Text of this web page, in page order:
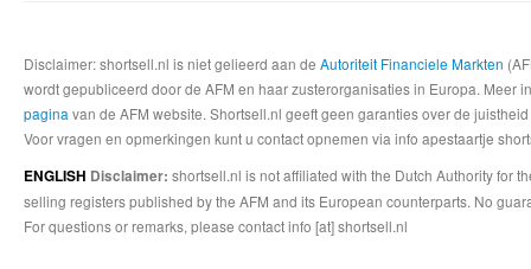
Disclaimer: shortsell.nl is niet gelieerd aan de Autoriteit Financiele Markten
wordt gepubliceerd door de AFM en haar zusterorganisaties in Europa.
pagina van de AFM website. Shortsell.nl geeft geen garanties over de
Voor vragen en opmerkingen kunt u contact opnemen via info apestaartje
ENGLISH Disclaimer: shortsell.nl is not affiliated with the Dutch Authority for
selling registers published by the AFM and its European counterparts. No
For questions or remarks, please contact info [at] shortsell.nl